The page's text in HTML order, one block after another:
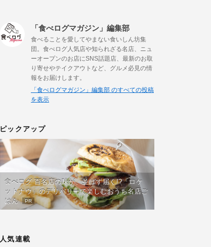
「食べログマガジン」編集部
食べることを愛してやまない食いしん坊集
団。食べログ人気店や知られざる名店、ニュ
ーオープンのお店にSNS話題店、最新のお取
り寄せやテイクアウトなど、グルメ必見の情
報をお届けします。
「食べログマガジン」編集部 のすべての投稿
を表示
ピックアップ
食べログ 百名店の味が、並ばず届く!?「ロケ
ットナウ」のデリバリーで楽しむおうち名店ご
はん
PR
人気連載